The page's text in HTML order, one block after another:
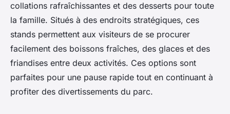
collations rafraîchissantes et des desserts pour toute
la famille. Situés à des endroits stratégiques, ces
stands permettent aux visiteurs de se procurer
facilement des boissons fraîches, des glaces et des
friandises entre deux activités. Ces options sont
parfaites pour une pause rapide tout en continuant à
profiter des divertissements du parc.